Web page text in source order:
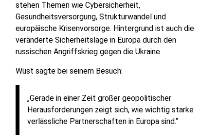
stehen Themen wie Cybersicherheit,
Gesundheitsversorgung, Strukturwandel und
europäische Krisenvorsorge. Hintergrund ist auch die
veränderte Sicherheitslage in Europa durch den
russischen Angriffskrieg gegen die Ukraine.
Wüst sagte bei seinem Besuch:
„Gerade in einer Zeit großer geopolitischer
Herausforderungen zeigt sich, wie wichtig starke
verlässliche Partnerschaften in Europa sind.“